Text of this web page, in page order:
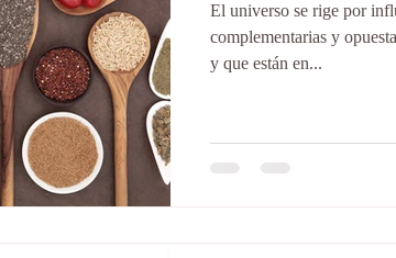
El universo se rige por
complementarias y
y que están en...